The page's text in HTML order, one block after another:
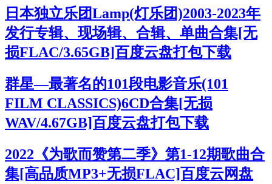
日本独立乐团Lamp(灯乐团)2003-2023年
发行专辑、现场辑、合辑、单曲合集[无
损FLAC/3.65GB]百度云盘打包下载
群星—最著名的101段电影音乐(101
FILM CLASSICS)6CD合集[无损
WAV/4.67GB]百度云盘打包下载
2022《为歌而赞第二季》第1-12期歌曲合
集[高品质MP3+无损FLAC]百度云网盘